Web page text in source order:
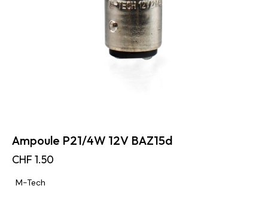
Ampoule P21/4W 12V BAZ15d
CHF 1.50
M-Tech